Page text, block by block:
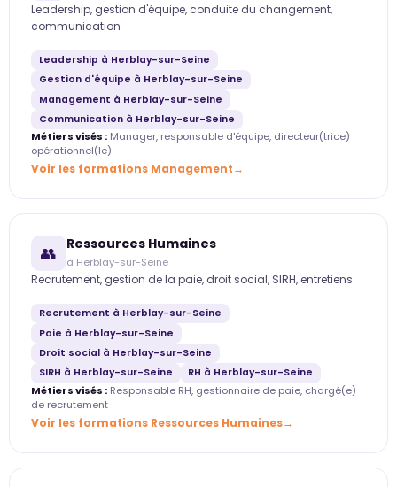
Leadership, gestion d'équipe, conduite du changement,
communication
Leadership à Herblay-sur-Seine
Gestion d'équipe à Herblay-sur-Seine
Management à Herblay-sur-Seine
Communication à Herblay-sur-Seine
Métiers visés : Manager, responsable d'équipe, directeur(trice)
opérationnel(le)
Voir les formations Management
👥 Ressources Humaines
à Herblay-sur-Seine
Recrutement, gestion de la paie, droit social, SIRH, entretiens
Recrutement à Herblay-sur-Seine
Paie à Herblay-sur-Seine
Droit social à Herblay-sur-Seine
SIRH à Herblay-sur-Seine
RH à Herblay-sur-Seine
Métiers visés : Responsable RH, gestionnaire de paie, chargé(e)
de recrutement
Voir les formations Ressources Humaines